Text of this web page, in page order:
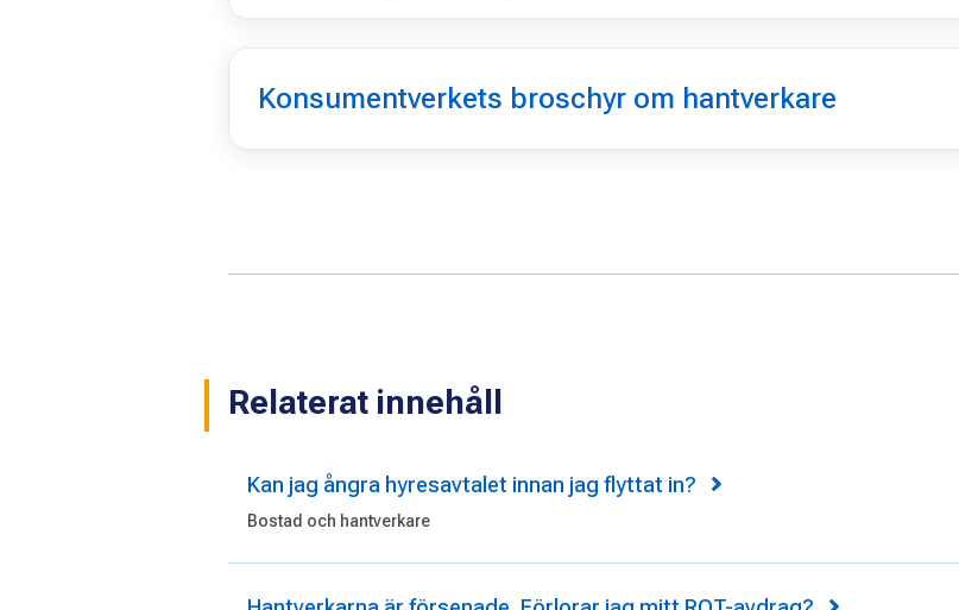
Konsumentverkets broschyr om hantverkare
Relaterat innehåll
Kan jag ångra hyresavtalet innan jag flyttat in?
Bostad och hantverkare